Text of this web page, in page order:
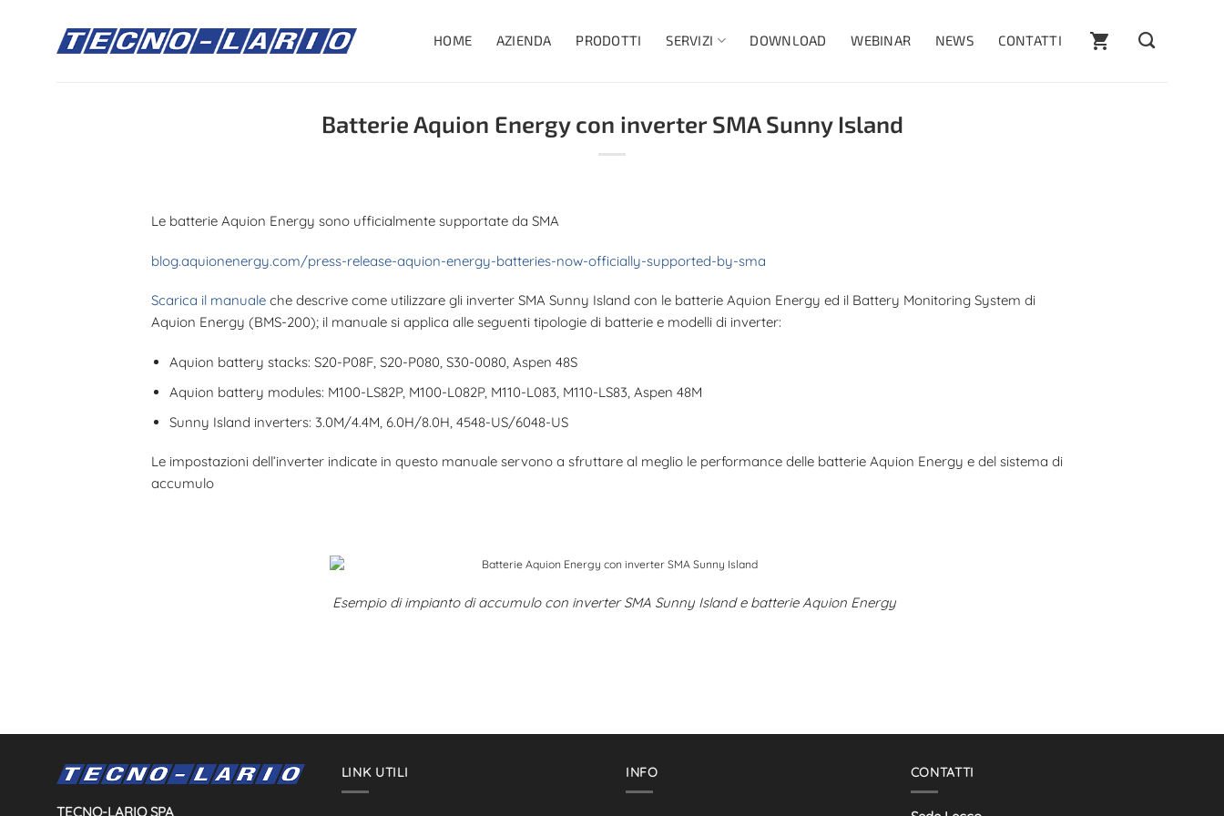
contenuti
HOME AZIENDA PRODOTTI SERVIZI DOWNLOAD WEBINAR NEWS CONTATTI
Batterie Aquion Energy con inverter SMA Sunny Island
Le batterie Aquion Energy sono ufficialmente supportate da SMA
blog.aquionenergy.com/press-release-aquion-energy-batteries-now-officially-supported-by-sma
Scarica il manuale che descrive come utilizzare gli inverter SMA Sunny Island con le batterie Aquion Energy ed il Battery Monitoring System di
Aquion Energy (BMS-200); il manuale si applica alle seguenti tipologie di batterie e modelli di inverter:
Aquion battery stacks: S20-P08F, S20-P080, S30-0080, Aspen 48S
Aquion battery modules: M100-LS82P, M100-L082P, M110-L083, M110-LS83, Aspen 48M
Sunny Island inverters: 3.0M/4.4M, 6.0H/8.0H, 4548-US/6048-US
Le impostazioni dell’inverter indicate in questo manuale servono a sfruttare al meglio le performance delle batterie Aquion Energy e del sistema di
accumulo
Esempio di impianto di accumulo con inverter SMA Sunny Island e batterie Aquion Energy
TECNO-LARIO SPA
LINK UTILI INFO CONTATTI